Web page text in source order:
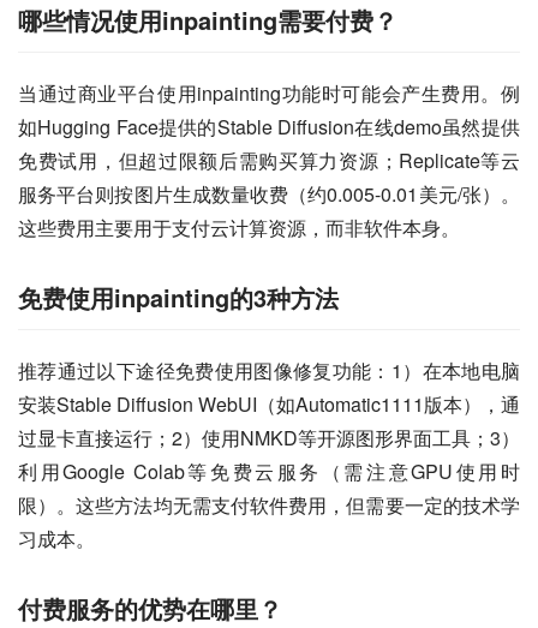
哪些情况使用inpainting需要付费？
当通过商业平台使用inpainting功能时可能会产生费用。例
如Hugging Face提供的Stable Diffusion在线demo虽然提供
免费试用，但超过限额后需购买算力资源；Replicate等云
服务平台则按图片生成数量收费（约0.005-0.01美元/张）。
这些费用主要用于支付云计算资源，而非软件本身。
免费使用inpainting的3种方法
推荐通过以下途径免费使用图像修复功能：1）在本地电脑
安装Stable Diffusion WebUI（如Automatic1111版本），通
过显卡直接运行；2）使用NMKD等开源图形界面工具；3）
利用Google Colab等免费云服务（需注意GPU使用时
限）。这些方法均无需支付软件费用，但需要一定的技术学
习成本。
付费服务的优势在哪里？